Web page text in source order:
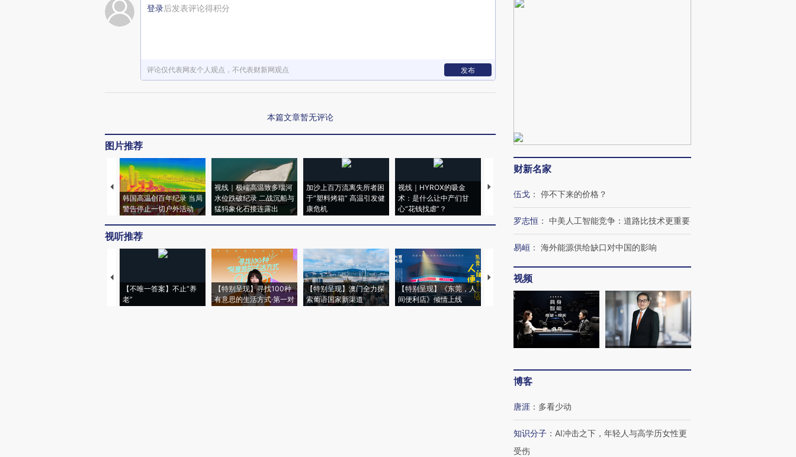
登录后发表评论得积分
评论仅代表网友个人观点，不代表财新网观点 发布
本篇文章暂无评论
图片推荐
韩国高温创百年纪录 当局
警告停止一切户外活动
视线｜极端高温致多瑙河
水位跌破纪录 二战沉船与
猛犸象化石接连露出
加沙上百万流离失所者困
于“塑料烤箱” 高温引发健
康危机
视线｜HYROX的吸金
术：是什么让中产们甘
心“花钱找虐”？
马航飞行员跨国走私7万
粒摇头丸 尿检体内含3种
度Z世代 用街头抗争将教
育部长拱下台
飞地休达
视听推荐
【不唯一答案】不止“养
老”
【特别呈现】寻找100种
有意思的生活方式·第一对
【特别呈现】澳门全力探
索葡语国家新渠道
【特别呈现】《东莞，人
间便利店》倾情上线
【推广】走进第四届链博
会，让数智科技“链”接产
【特别呈现】寻找100种
有意思的生活方式·第三对
CFO：不靠规模取胜，华
住三大增长引擎是什么？
财新名家
伍戈 ： 停不下来的价格？
罗志恒 ： 中美人工智能竞争：道路比技术更重要
易峘 ： 海外能源供给缺口对中国的影响
视频
博客
唐涯 ： 多看少动
知识分子 ： AI冲击之下，年轻人与高学历女性更
受伤